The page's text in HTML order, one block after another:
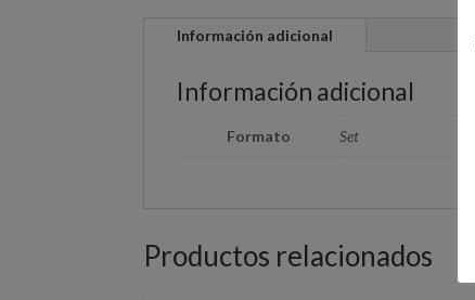
Información adicional
Información adicional
Formato Set
Productos relacionados